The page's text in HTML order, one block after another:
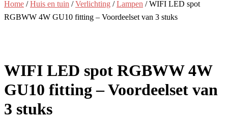
Home /Huis en tuin /Verlichting /Lampen / WIFI LED spot
RGBWW 4W GU10 fitting – Voordeelset van 3 stuks
WIFI LED spot RGBWW 4W
GU10 fitting – Voordeelset van
3 stuks